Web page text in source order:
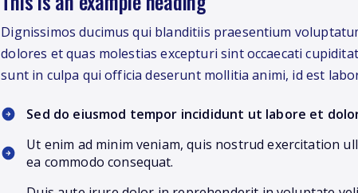
Dignissimos ducimus qui blanditiis praesentium
dolores et quas molestias excepturi sint occaecati
sunt in culpa qui officia deserunt mollitia animi, id est
Sed do eiusmod tempor incididunt ut labore et
Ut enim ad minim veniam, quis nostrud exercitation
ea commodo consequat.